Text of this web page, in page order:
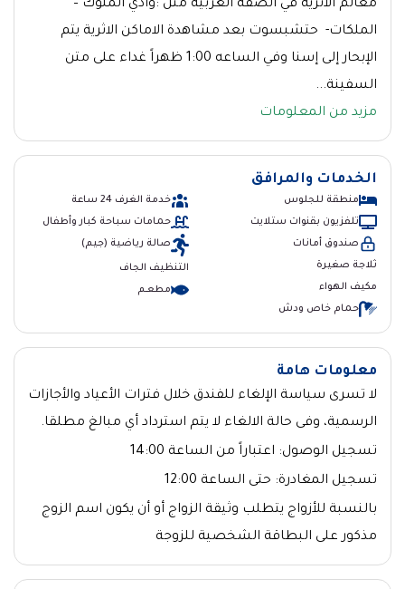
معالم الاثرية في الضفة الغربية مثل :وادي الملوك –
الملكات- حتشبسوت بعد مشاهدة الاماكن الاثرية يتم
الإبحار إلى إسنا وفي الساعه 1:00 ظهراً غداء على متن
السفينة...
مزيد من المعلومات
الخدمات والمرافق
منطقة للجلوس
تلفزيون بقنوات ستلايت
صندوق أمانات
ثلاجة صغيرة
مكيف الهواء
حمام خاص ودش
خدمة الغرف 24 ساعة
حمامات سباحة كبار وأطفال
صالة رياضية (جيم)
التنظيف الجاف
مطعــم
معلومات هامة
لا تسرى سياسة الإلغاء للفندق خلال فترات الأعياد والأجازات
الرسمية، وفى حالة الالغاء لا يتم استرداد أي مبالغ مطلقا.
تسجيل الوصول: اعتباراً من الساعة 14:00
تسجيل المغادرة: حتى الساعة 12:00
بالنسبة للأزواج يتطلب وثيقة الزواج أو أن يكون اسم الزوج
مذكور على البطاقة الشخصية للزوجة